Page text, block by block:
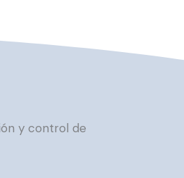
y control de